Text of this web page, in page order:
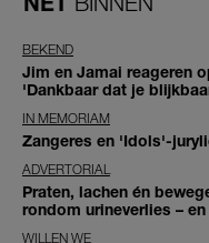
BEKEND
Jim en Jamai reageren
'Dankbaar dat je
IN MEMORIAM
Zangeres en 'Idols'-
ADVERTORIAL
Praten, lachen én
rondom urineverlies –
WILLEN WE